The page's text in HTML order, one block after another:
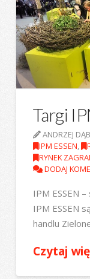
Targi
ANDRZEJ
IPM ESSEN,
RYNEK
DODAJ
IPM ESSEN
IPM ESSEN
handlu
Czytaj